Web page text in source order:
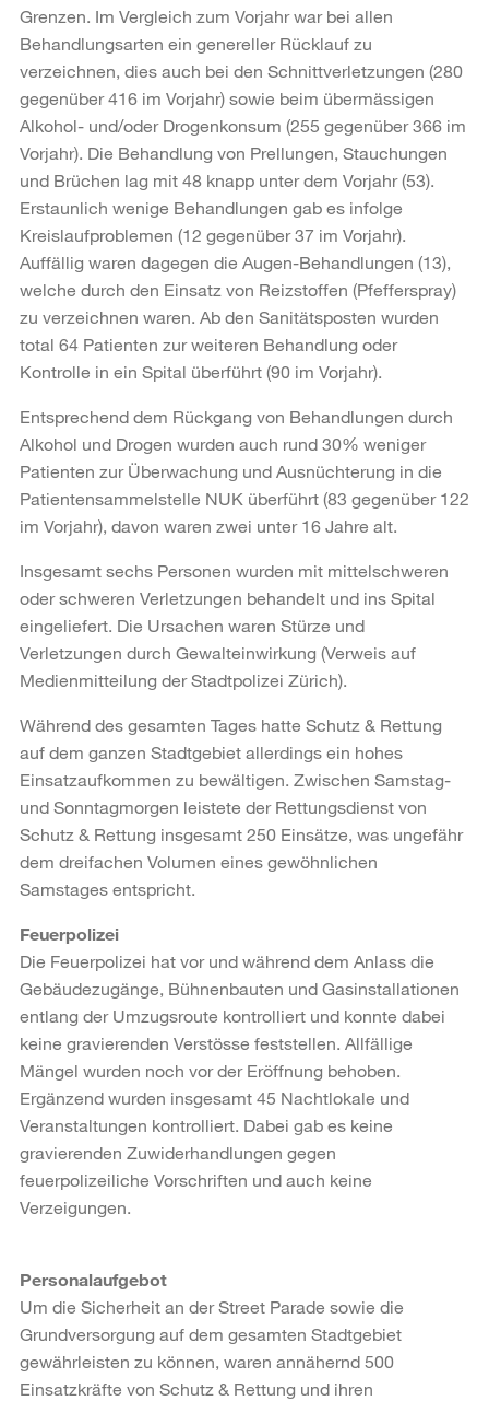
Grenzen. Im Vergleich zum Vorjahr war bei allen
Behandlungsarten ein genereller Rücklauf zu
verzeichnen, dies auch bei den Schnittverletzungen (280
gegenüber 416 im Vorjahr) sowie beim übermässigen
Alkohol- und/oder Drogenkonsum (255 gegenüber 366 im
Vorjahr). Die Behandlung von Prellungen, Stauchungen
und Brüchen lag mit 48 knapp unter dem Vorjahr (53).
Erstaunlich wenige Behandlungen gab es infolge
Kreislaufproblemen (12 gegenüber 37 im Vorjahr).
Auffällig waren dagegen die Augen-Behandlungen (13),
welche durch den Einsatz von Reizstoffen (Pfefferspray)
zu verzeichnen waren. Ab den Sanitätsposten wurden
total 64 Patienten zur weiteren Behandlung oder
Kontrolle in ein Spital überführt (90 im Vorjahr).
Entsprechend dem Rückgang von Behandlungen durch
Alkohol und Drogen wurden auch rund 30% weniger
Patienten zur Überwachung und Ausnüchterung in die
Patientensammelstelle NUK überführt (83 gegenüber 122
im Vorjahr), davon waren zwei unter 16 Jahre alt.
Insgesamt sechs Personen wurden mit mittelschweren
oder schweren Verletzungen behandelt und ins Spital
eingeliefert. Die Ursachen waren Stürze und
Verletzungen durch Gewalteinwirkung (Verweis auf
Medienmitteilung der Stadtpolizei Zürich).
Während des gesamten Tages hatte Schutz & Rettung
auf dem ganzen Stadtgebiet allerdings ein hohes
Einsatzaufkommen zu bewältigen. Zwischen Samstag-
und Sonntagmorgen leistete der Rettungsdienst von
Schutz & Rettung insgesamt 250 Einsätze, was ungefähr
dem dreifachen Volumen eines gewöhnlichen
Samstages entspricht.
Feuerpolizei
Die Feuerpolizei hat vor und während dem Anlass die
Gebäudezugänge, Bühnenbauten und Gasinstallationen
entlang der Umzugsroute kontrolliert und konnte dabei
keine gravierenden Verstösse feststellen. Allfällige
Mängel wurden noch vor der Eröffnung behoben.
Ergänzend wurden insgesamt 45 Nachtlokale und
Veranstaltungen kontrolliert. Dabei gab es keine
gravierenden Zuwiderhandlungen gegen
feuerpolizeiliche Vorschriften und auch keine
Verzeigungen.
Personalaufgebot
Um die Sicherheit an der Street Parade sowie die
Grundversorgung auf dem gesamten Stadtgebiet
gewährleisten zu können, waren annähernd 500
Einsatzkräfte von Schutz & Rettung und ihren